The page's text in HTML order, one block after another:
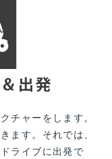
チャーをします。
ます。それでは、
ライブに出発で